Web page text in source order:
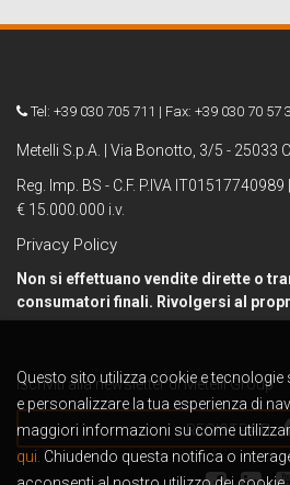
Tel: +39 030 705 711 | Fax: +39 030 70 57
Metelli S.p.A. | Via Bonotto, 3/5 - 25033
Reg. Imp. BS - C.F. P.IVA IT01517740989
€ 15.000.000 i.v.
Privacy Policy
Non si effettuano vendite dirette o
consumatori finali. Rivolgersi al
Iscriviti alla newsletter di Metelli Group
REGISTRATI
Questo sito utilizza cookie e tecnologie
e personalizzare la tua esperienza di
maggiori informazioni su come
qui. Chiudendo questa notifica o